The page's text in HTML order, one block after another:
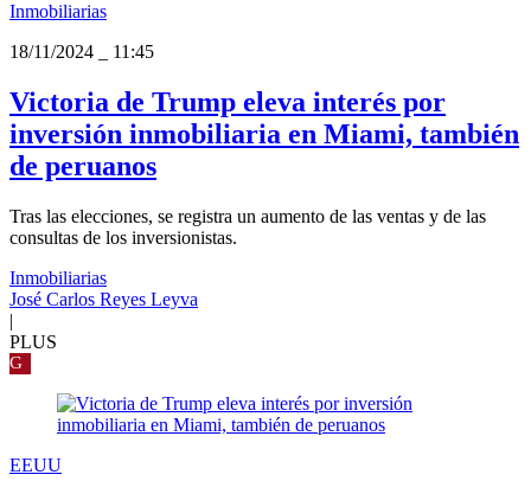
Inmobiliarias
18/11/2024
11:45
Victoria de Trump eleva interés por
inversión inmobiliaria en Miami, también
de peruanos
Tras las elecciones, se registra un aumento de las ventas y de las
consultas de los inversionistas.
Inmobiliarias
José Carlos Reyes Leyva
|
PLUS
G
EEUU